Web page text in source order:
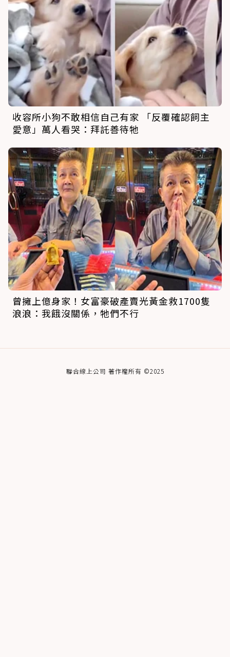
收容所小狗不敢相信自己有家 「反覆確認飼主
愛意」萬人看哭：拜託善待牠
曾擁上億身家！女富豪破產賣光黃金救1700隻
浪浪：我餓沒關係，牠們不行
聯合線上公司 著作權所有 ©2025